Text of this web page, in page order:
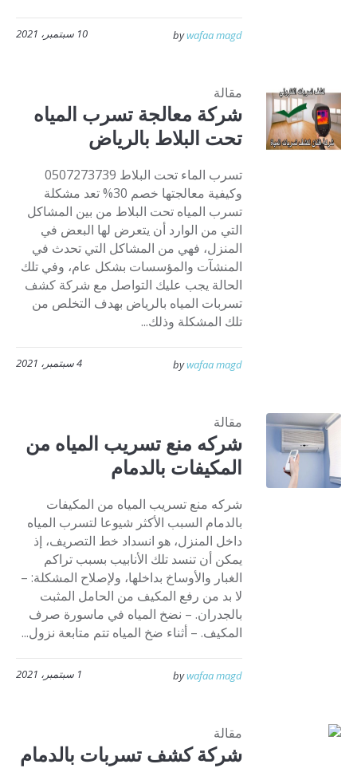
10 سبتمبر، 2021 bywafaa magd
مقالة
شركة معالجة تسرب المياه
تحت البلاط بالرياض
تسرب الماء تحت البلاط 0507273739
وكيفية معالجتها خصم 30% تعد مشكلة
تسرب المياه تحت البلاط من بين المشاكل
التي من الوارد أن يتعرض لها البعض في
المنزل، فهي من المشاكل التي تحدث في
المنشآت والمؤسسات بشكل عام، وفي تلك
الحالة يجب عليك التواصل مع شركة كشف
تسربات المياه بالرياض بهدف التخلص من
تلك المشكلة وذلك...
4 سبتمبر، 2021 bywafaa magd
مقالة
شركه منع تسريب المياه من
المكيفات بالدمام
شركه منع تسريب المياه من المكيفات
بالدمام السبب الأكثر شيوعا لتسرب المياه
داخل المنزل، هو انسداد خط التصريف، إذ
يمكن أن تنسد تلك الأنابيب بسبب تراكم
الغبار والأوساخ بداخلها، ولإصلاح المشكلة: –
لا بد من رفع المكيف من الحامل المثبت
بالجدران. – نضخ المياه في ماسورة صرف
المكيف. – أثناء ضخ المياه تتم متابعة نزول...
1 سبتمبر، 2021 bywafaa magd
مقالة
شركة كشف تسربات بالدمام